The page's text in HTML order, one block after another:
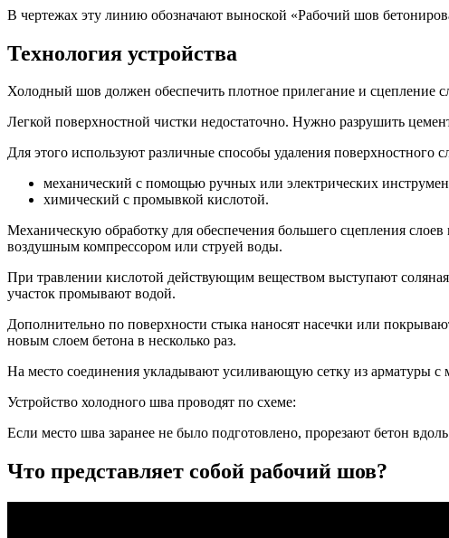
В чертежах эту линию обозначают выноской «Рабочий шов
Технология устройства
Холодный шов должен обеспечить плотное прилегание и сцепление
Легкой поверхностной чистки недостаточно. Нужно разрушить
Для этого используют различные способы удаления поверхностного
механический с помощью ручных или электрических
химический с промывкой кислотой.
Механическую обработку для обеспечения большего сцепления
воздушным компрессором или струей воды.
При травлении кислотой действующим веществом выступают
участок промывают водой.
Дополнительно по поверхности стыка наносят насечки или
новым слоем бетона в несколько раз.
На место соединения укладывают усиливающую сетку из арматуры
Устройство холодного шва проводят по схеме:
Если место шва заранее не было подготовлено, прорезают бетон
Что представляет собой рабочий шов?